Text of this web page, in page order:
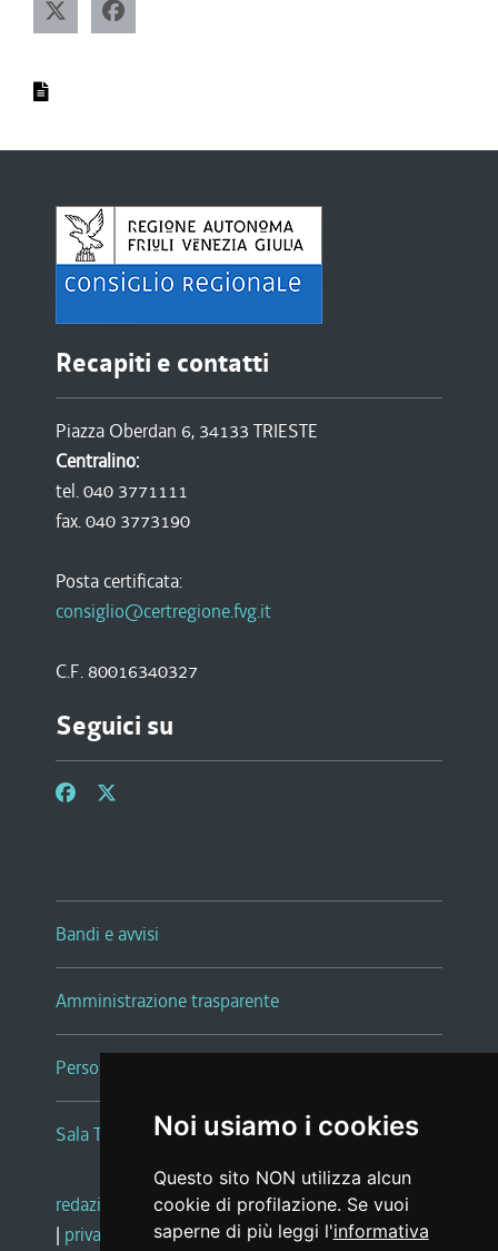
Noi usiamo i cookies
Questo sito NON utilizza alcun
cookie di profilazione. Se vuoi
saperne di più leggi l'informativa
Recapiti e contatti
Piazza Oberdan 6, 34133 TRIESTE
Centralino:
tel. 040 3771111
fax. 040 3773190
Posta certificata:
consiglio@certregione.fvg.it
C.F. 80016340327
Seguici su
Bandi e avvisi
Amministrazione trasparente
Persone e Uffici
Sala Tiziano Tessitori
redazione web |note legali |glossario
| privacy social media policy